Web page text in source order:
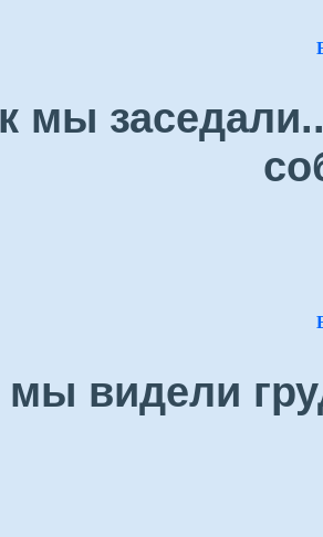
мы
мы видели